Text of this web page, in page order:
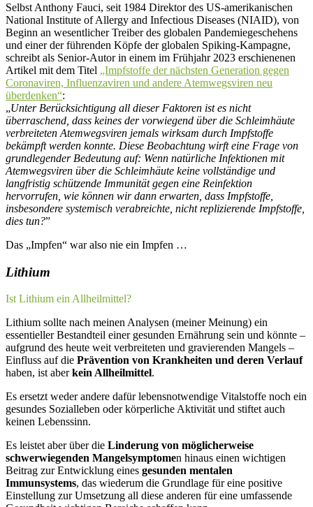
Selbst Anthony Fauci, seit 1984 Direktor des US-amerikanischen
National Institute of Allergy and Infectious Diseases (NIAID), von
Beginn an wesentlicher Treiber des globalen Pandemiegeschehens
und einer der führenden Köpfe der globalen Spiking-Kampagne,
schreibt als Senior-Autor in einem im Frühjahr 2023 erschienenen
Artikel mit dem Titel „Impfstoffe der nächsten Generation gegen
Coronaviren, Influenzaviren und andere Atemwegsviren neu
überdenken“:
„Unter Berücksichtigung all dieser Faktoren ist es nicht
überraschend, dass keines der vorwiegend über die Schleimhäute
verbreiteten Atemwegsviren jemals wirksam durch Impfstoffe
bekämpft werden konnte. Diese Beobachtung wirft eine Frage von
grundlegender Bedeutung auf: Wenn natürliche Infektionen mit
Atemwegsviren über die Schleimhäute keine vollständige und
langfristig schützende Immunität gegen eine Reinfektion
hervorrufen, wie können wir dann erwarten, dass Impfstoffe,
insbesondere systemisch verabreichte, nicht replizierende Impfstoffe,
dies tun?”
Das „Impfen“ war also nie ein Impfen …
Lithium
Ist Lithium ein Allheilmittel?
Lithium sollte nach meinen Analysen (meiner Meinung) ein
essentieller Bestandteil einer gesunden Ernährung sein und könnte –
aufgrund des heute weit verbreiteten und gravierenden Mangels –
Einfluss auf die Prävention von Krankheiten und deren Verlauf
haben, ist aberkein Allheilmittel.
Es ersetzt weder andere dafür lebensnotwendige Vitalstoffe noch ein
gesundes Sozialleben oder körperliche Aktivität und stiftet auch
keinen Lebenssinn.
Es leistet aber über die Linderung von möglicherweise
schwerwiegenden Mangelsymptomen hinaus einen wichtigen
Beitrag zur Entwicklung eines gesunden mentalen
Immunsystems, das wiederum die Grundlage für eine positive
Einstellung zur Umsetzung all diese anderen für eine umfassende